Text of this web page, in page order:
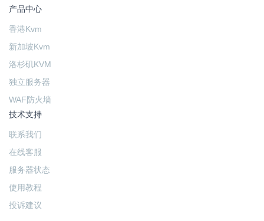
产品中心
香港Kvm
新加坡Kvm
洛杉矶KVM
独立服务器
WAF防火墙
技术支持
联系我们
在线客服
服务器状态
使用教程
投诉建议